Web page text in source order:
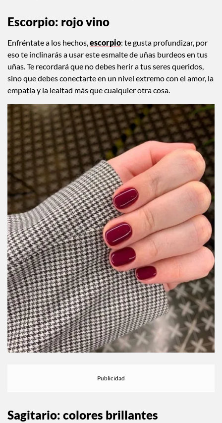
Escorpio: rojo vino
Enfréntate a los hechos,escorpio: te gusta profundizar, por
eso te inclinarás a usar este esmalte de uñas burdeos en tus
uñas. Te recordará que no debes herir a tus seres queridos,
sino que debes conectarte en un nivel extremo con el amor, la
empatía y la lealtad más que cualquier otra cosa.
Sagitario: colores brillantes